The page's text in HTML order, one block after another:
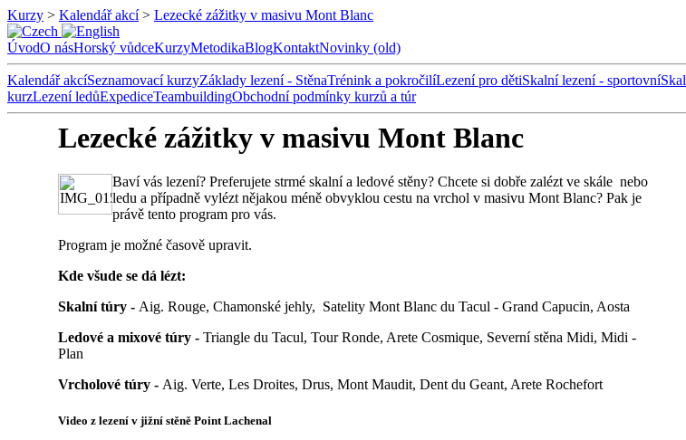
Kurzy > Kalendář akcí> Lezecké zážitky v masivu Mont Blanc
ÚvodO násHorský vůdceKurzyMetodikaBlogKontaktNovinky (old)
Kalendář akcíSeznamovací kurzyZáklady lezení - StěnaTrénink a pokročilíLezení pro dětiSkalní lezení - sportovní
kurzLezení ledůExpediceTeambuildingObchodní podmínky kurzů a túr
Lezecké zážitky v masivu Mont Blanc
Baví vás lezení? Preferujete strmé skalní a ledové stěny? Chcete si dobře zalézt ve skále nebo
ledu a případně vylézt nějakou méně obvyklou cestu na vrchol v masivu Mont Blanc? Pak je
právě tento program pro vás.
Program je možné časově upravit.
Kde všude se dá lézt:
Skalní túry - Aig. Rouge, Chamonské jehly, Satelity Mont Blanc du Tacul - Grand Capucin, Aosta
Ledové a mixové túry - Triangle du Tacul, Tour Ronde, Arete Cosmique, Severní stěna Midi, Midi -
Plan
Vrcholové túry - Aig. Verte, Les Droites, Drus, Mont Maudit, Dent du Geant, Arete Rochefort
Video z lezení v jižní stěně Point Lachenal